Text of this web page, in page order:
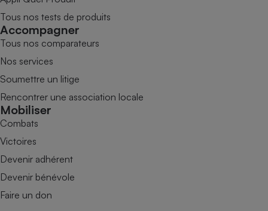
Tous nos tests de produits
Accompagner
Tous nos comparateurs
Nos services
Soumettre un litige
Rencontrer une association locale
Mobiliser
Combats
Victoires
Devenir adhérent
Devenir bénévole
Faire un don